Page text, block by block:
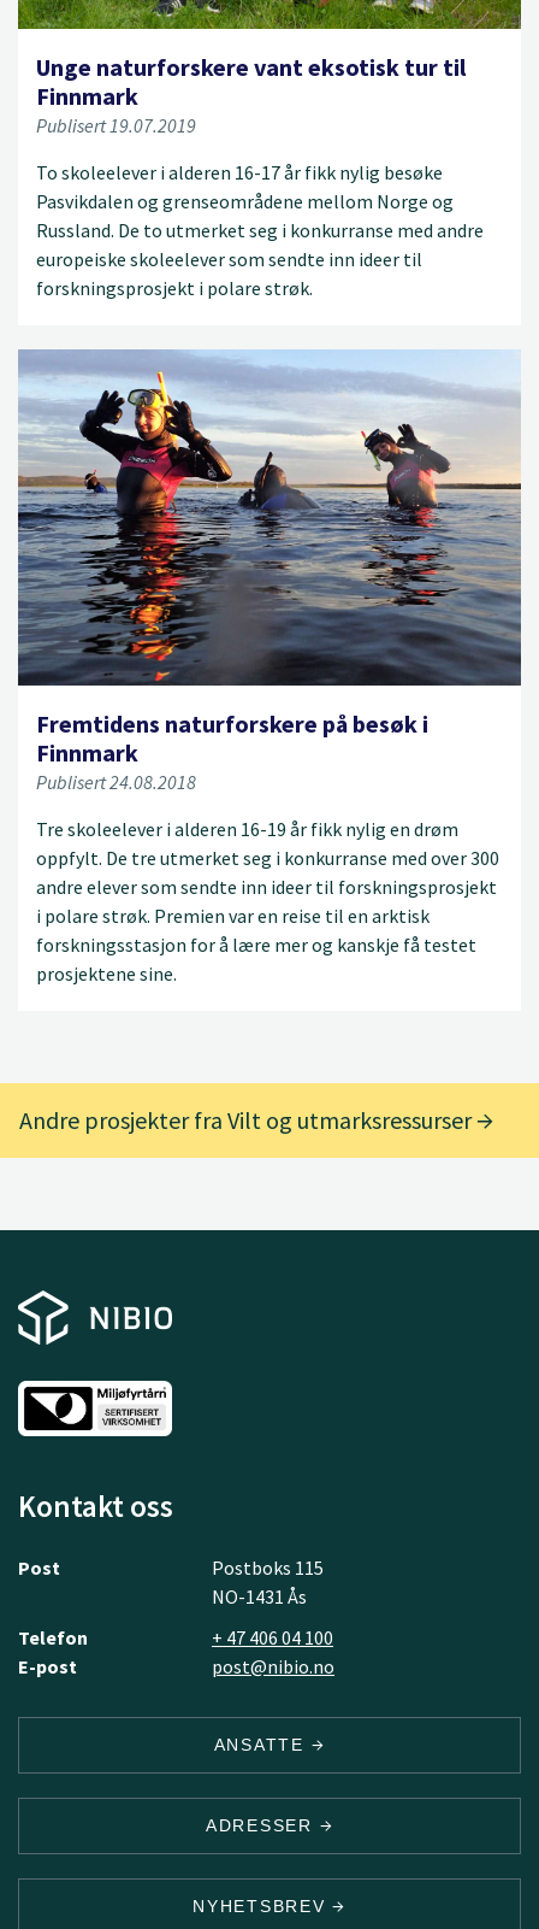
Unge naturforskere vant eksotisk tur til
Finnmark
Publisert 19.07.2019
To skoleelever i alderen 16-17 år fikk nylig besøke
Pasvikdalen og grenseområdene mellom Norge og
Russland. De to utmerket seg i konkurranse med andre
europeiske skoleelever som sendte inn ideer til
forskningsprosjekt i polare strøk.
Fremtidens naturforskere på besøk i
Finnmark
Publisert 24.08.2018
Tre skoleelever i alderen 16-19 år fikk nylig en drøm
oppfylt. De tre utmerket seg i konkurranse med over 300
andre elever som sendte inn ideer til forskningsprosjekt
i polare strøk. Premien var en reise til en arktisk
forskningsstasjon for å lære mer og kanskje få testet
prosjektene sine.
Andre prosjekter fra Vilt og utmarksressurser
Kontakt oss
Post
Postboks 115
NO-1431 Ås
Telefon
+ 47 406 04 100
E-post
post@nibio.no
ANSATTE
ADRESSER
NYHETSBREV